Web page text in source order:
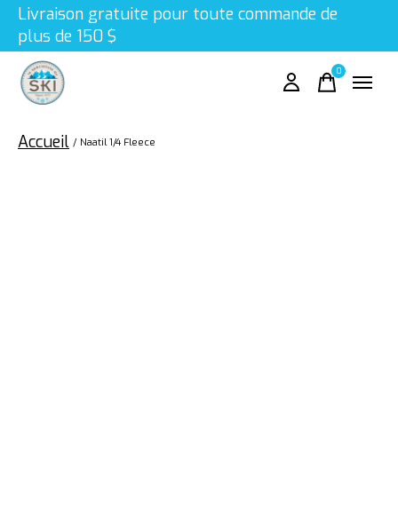
Livraison gratuite pour toute commande de
plus de 150 $
0items
Accueil / Naatil 1/4 Fleece